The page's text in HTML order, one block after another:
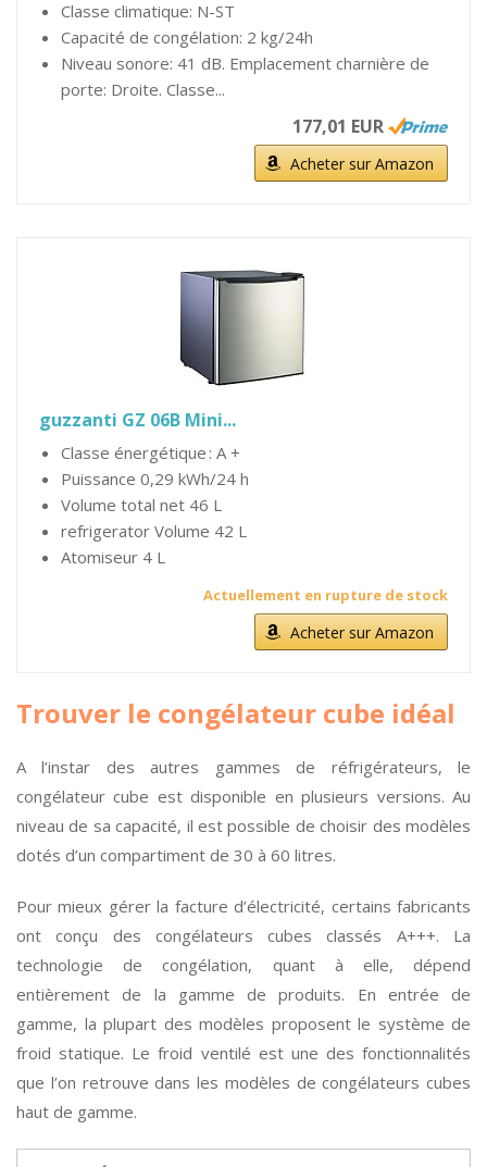
Classe climatique: N-ST
Capacité de congélation: 2 kg/24h
Niveau sonore: 41 dB. Emplacement charnière de
porte: Droite. Classe...
177,01 EUR
Acheter sur Amazon
guzzanti GZ 06B Mini...
Classe énergétique : A +
Puissance 0,29 kWh/24 h
Volume total net 46 L
refrigerator Volume 42 L
Atomiseur 4 L
Actuellement en rupture de stock
Acheter sur Amazon
Trouver le congélateur cube idéal
A l’instar des autres gammes de réfrigérateurs, le
congélateur cube est disponible en plusieurs versions. Au
niveau de sa capacité, il est possible de choisir des modèles
dotés d’un compartiment de 30 à 60 litres.
Pour mieux gérer la facture d’électricité, certains fabricants
ont conçu des congélateurs cubes classés A+++. La
technologie de congélation, quant à elle, dépend
entièrement de la gamme de produits. En entrée de
gamme, la plupart des modèles proposent le système de
froid statique. Le froid ventilé est une des fonctionnalités
que l’on retrouve dans les modèles de congélateurs cubes
haut de gamme.